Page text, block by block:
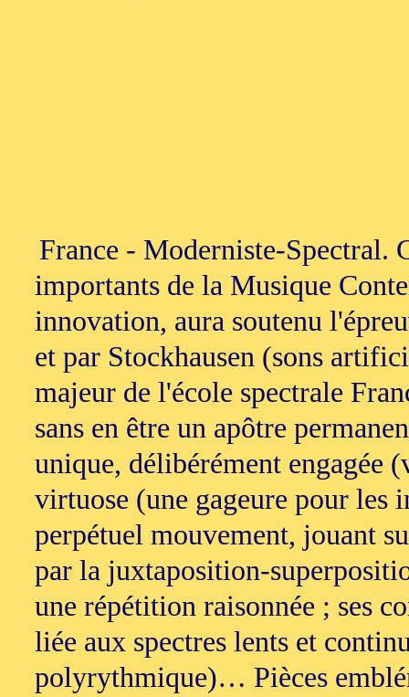
France - Moderniste-Spectral.
importants de la Musique
innovation, aura soutenu
et par Stockhausen (sons
majeur de l'école spectrale
sans en être un apôtre
unique, délibérément engagée
virtuose (une gageure pour les
perpétuel mouvement, jouant
par la juxtaposition-
une répétition raisonnée ; ses
liée aux spectres lents et
polyrythmique)… Pièces